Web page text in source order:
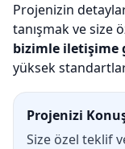
Projenizin
tanışmak ve size
bizimle iletişime
yüksek
Projenizi
Size özel teklif